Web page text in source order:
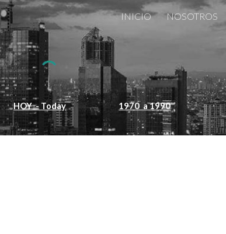
Skip to navigation
INICIO NOSOTROS
HOY - Today 1970 a 1990